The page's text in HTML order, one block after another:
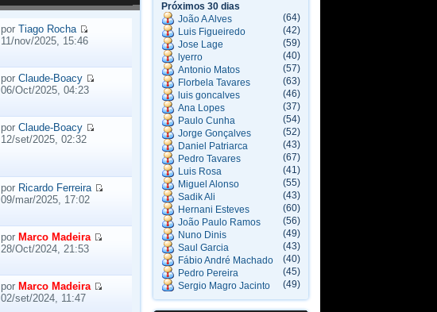
por Tiago Rocha
11/nov/2025, 15:46
por Claude-Boacy
06/Oct/2025, 04:23
por Claude-Boacy
12/set/2025, 02:32
por Ricardo Ferreira
09/mar/2025, 17:02
por Marco Madeira
28/Oct/2024, 21:53
por Marco Madeira
02/set/2024, 11:47
Próximos 30 dias
João A Alves
(64)
Luis Figueiredo
(42)
Jose Lage
(59)
lyerro
(40)
Antonio Matos
(57)
Florbela Tavares
(63)
luis goncalves
(46)
Ana Lopes
(37)
Paulo Cunha
(54)
Jorge Gonçalves
(52)
Daniel Patriarca
(43)
Pedro Tavares
(67)
Luis Rosa
(41)
Miguel Alonso
(55)
Sadik Ali
(43)
Hernani Esteves
(60)
João Paulo Ramos
(56)
Nuno Dinis
(49)
Saul Garcia
(43)
Fábio André Machado
(40)
Pedro Pereira
(45)
Sergio Magro Jacinto
(49)